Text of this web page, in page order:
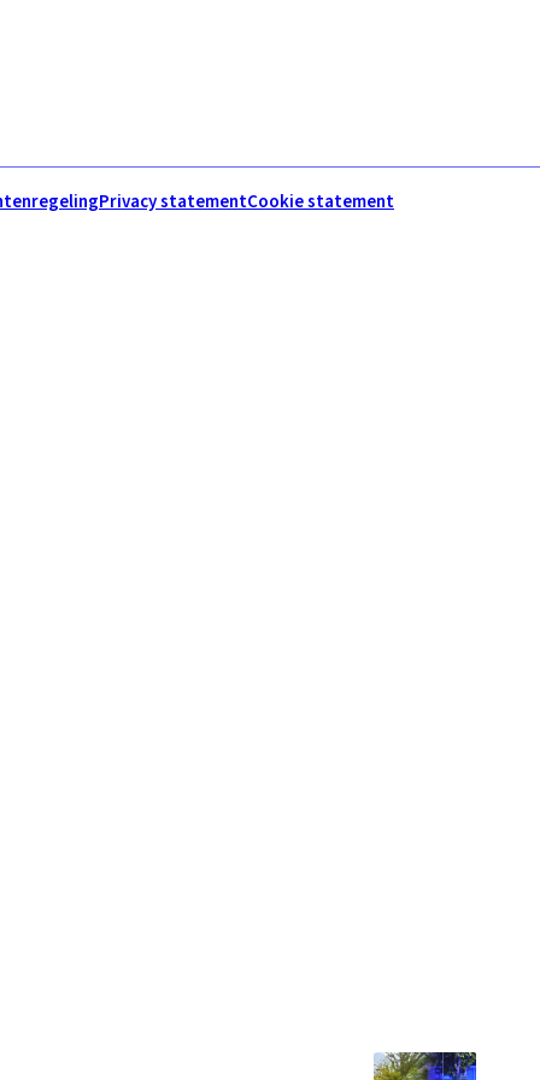
Privacy statementCookie statement